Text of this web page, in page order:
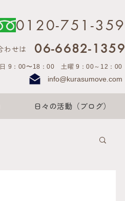
0120-751-359
06-6682-1359
わせは
9：00〜18：00 土曜 9：00～12：00
info@kurasumove.com
日々の活動（ブログ）